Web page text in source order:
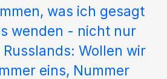
was ich gesagt
wenden - nicht nur
Wollen wir
eins, Nummer